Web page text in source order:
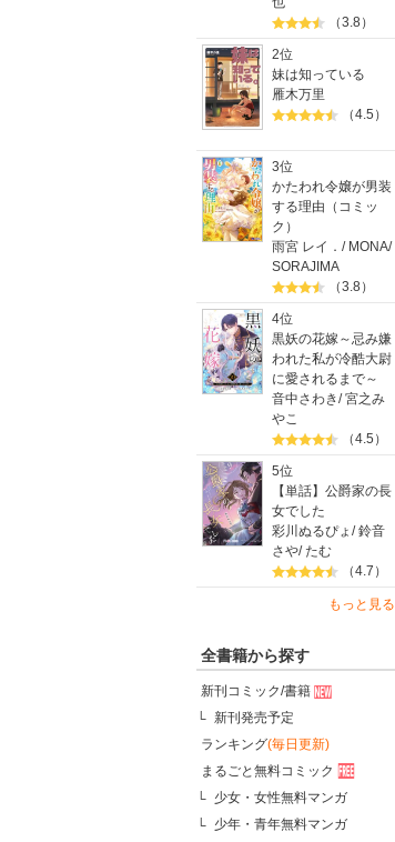
（3.8）
2位
妹は知っている
雁木万里
（4.5）
3位
かたわれ令嬢が男装
する理由（コミッ
ク）
雨宮 レイ． / MONA/
SORAJIMA
（3.8）
4位
黒妖の花嫁～忌み嫌
われた私が冷酷大尉
に愛されるまで～
音中さわき/宮之み
やこ
（4.5）
5位
【単話】公爵家の長
女でした
彩川ぬるぴょ /鈴音
さや/たむ
（4.7）
もっと見る
全書籍から探す
新刊コミック/書籍
新刊発売予定
ランキング(毎日更新)
まるごと無料コミック
少女・女性無料マンガ
少年・青年無料マンガ